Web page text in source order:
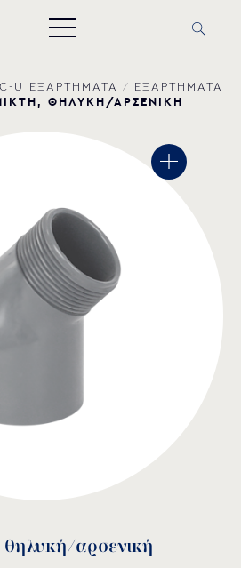
U ΕΞΑΡΤΗΜΑΤΑ /
ΕΞΑΡΤΗΜΑΤΑ
ΘΗΛΥΚΗ/ΑΡΣΕΝΙΚΗ
θηλυκή/αρσενική